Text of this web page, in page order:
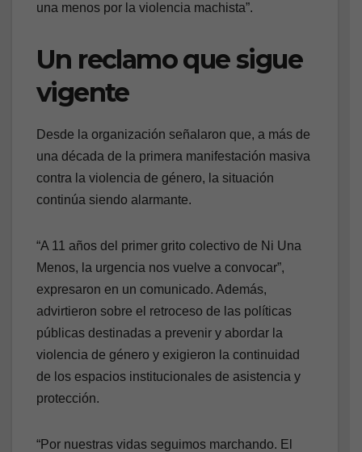
una menos por la violencia machista”.
Un reclamo que sigue
vigente
Desde la organización señalaron que, a más de
una década de la primera manifestación masiva
contra la violencia de género, la situación
continúa siendo alarmante.
“A 11 años del primer grito colectivo de Ni Una
Menos, la urgencia nos vuelve a convocar”,
expresaron en un comunicado. Además,
advirtieron sobre el retroceso de las políticas
públicas destinadas a prevenir y abordar la
violencia de género y exigieron la continuidad
de los espacios institucionales de asistencia y
protección.
“Por nuestras vidas seguimos marchando. El